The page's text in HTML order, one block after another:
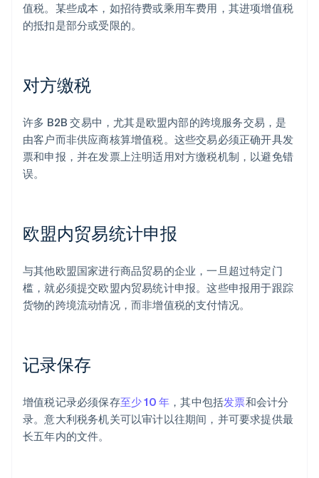
值税。某些成本，如招待费或乘用车费用，其进项增值税
的抵扣是部分或受限的。
对方缴税
许多 B2B 交易中，尤其是欧盟内部的跨境服务交易，是
由客户而非供应商核算增值税。这些交易必须正确开具发
票和申报，并在发票上注明适用对方缴税机制，以避免错
误。
欧盟内贸易统计申报
与其他欧盟国家进行商品贸易的企业，一旦超过特定门
槛，就必须提交欧盟内贸易统计申报。这些申报用于跟踪
货物的跨境流动情况，而非增值税的支付情况。
记录保存
增值税记录必须保存至少 10 年 ，其中包括发票和会计分
录。意大利税务机关可以审计以往期间，并可要求提供最
长五年内的文件。